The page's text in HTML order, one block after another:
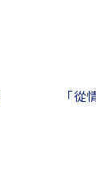
「